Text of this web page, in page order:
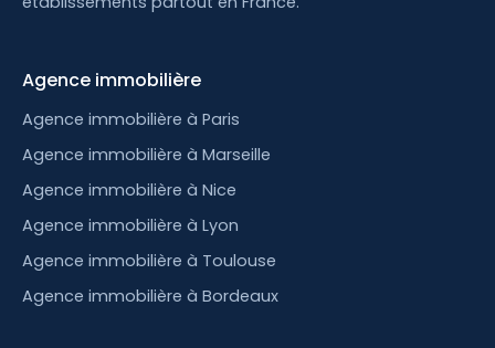
Agence immobilière
Agence immobilière à Paris
Agence immobilière à Marseille
Agence immobilière à Nice
Agence immobilière à Lyon
Agence immobilière à Toulouse
Agence immobilière à Bordeaux